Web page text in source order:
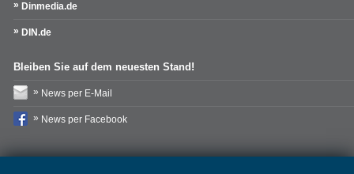
Dinmedia.de
DIN.de
Bleiben Sie auf dem neuesten Stand!
News per E-Mail
News per Facebook